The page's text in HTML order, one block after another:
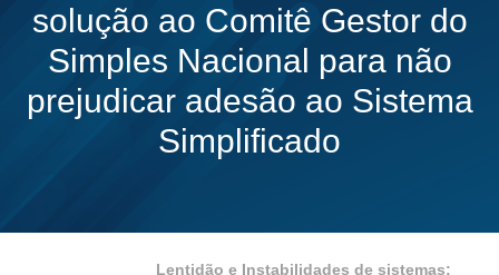
solução ao Comitê Gestor do
Simples Nacional para não
prejudicar adesão ao Sistema
Simplificado
Lentidão e Instabilidades de sistemas: